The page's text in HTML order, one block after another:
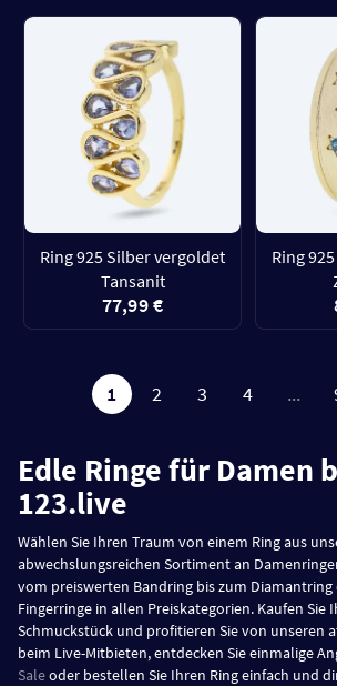
Ring 925 Silber vergoldet
Tansanit
77,99 €
Ring
1 2 3 4 ...
Edle Ringe für Damen
123.live
Wählen Sie Ihren Traum von einem Ring aus
abwechslungsreichen Sortiment an
vom preiswerten Bandring bis zum Diamantring
Fingerringe in allen Preiskategorien. Kaufen Sie
Schmuckstück und profitieren Sie von unseren
beim Live-Mitbieten, entdecken Sie einmalige
Saleoder bestellen Sie Ihren Ring einfach und